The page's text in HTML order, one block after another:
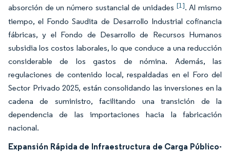
absorción de un número sustancial de unidades [1]. Al mismo
tiempo, el Fondo Saudita de Desarrollo Industrial cofinancia
fábricas, y el Fondo de Desarrollo de Recursos Humanos
subsidia los costos laborales, lo que conduce a una reducción
considerable de los gastos de nómina. Además, las
regulaciones de contenido local, respaldadas en el Foro del
Sector Privado 2025, están consolidando las inversiones en la
cadena de suministro, facilitando una transición de la
dependencia de las importaciones hacia la fabricación
nacional.
Expansión Rápida de Infraestructura de Carga Público-